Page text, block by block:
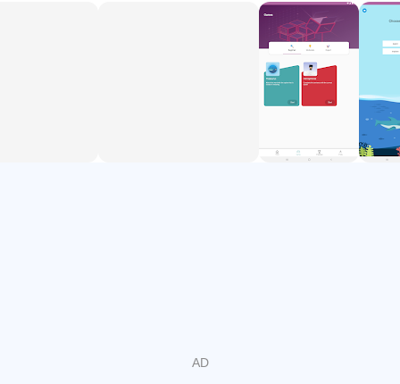
Our quiz will direct you to the most suitable level for you
and, from there, your journey to the land of synonyms and
homophones begins! Download the app today and start